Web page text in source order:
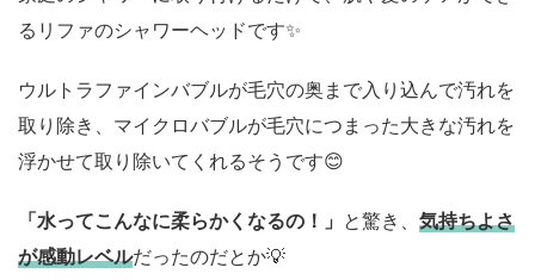
るリファのシャワーヘッドです✨
ウルトラファインバブルが毛穴の奥まで入り込んで汚れを
取り除き、マイクロバブルが毛穴につまった大きな汚れを
浮かせて取り除いてくれるそうです😊
「水ってこんなに柔らかくなるの！」 と驚き、 気持ちよさ
が感動レベルだったのだとか💡